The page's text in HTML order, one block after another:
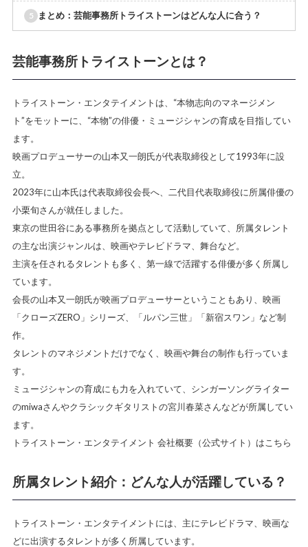
まとめ：芸能事務所トライストーンはどんな人に合う？
芸能事務所トライストーンとは？
トライストーン・エンタテイメントは、“本物志向のマネージメン
ト”をモットーに、“本物”の俳優・ミュージシャンの育成を目指してい
ます。
映画プロデューサーの山本又一朗氏が代表取締役として1993年に設
立。
2023年に山本氏は代表取締役会長へ、二代目代表取締役に所属俳優の
小栗旬さんが就任しました。
東京の世田谷にある事務所を拠点として活動していて、所属タレント
の主な出演ジャンルは、映画やテレビドラマ、舞台など。
主演を任されるタレントも多く、第一線で活躍する俳優が多く所属し
ています。
会長の山本又一朗氏が映画プロデューサーということもあり、映画
「クローズZERO」シリーズ、「ルパン三世」「新宿スワン」など制
作。
タレントのマネジメントだけでなく、映画や舞台の制作も行っていま
す。
ミュージシャンの育成にも力を入れていて、シンガーソングライター
のmiwaさんやクラシックギタリストの宮川春菜さんなどが所属してい
ます。
トライストーン・エンタテイメント 会社概要（公式サイト）はこちら
所属タレント紹介：どんな人が活躍している？
トライストーン・エンタテイメントには、主にテレビドラマ、映画な
どに出演するタレントが多く所属しています。